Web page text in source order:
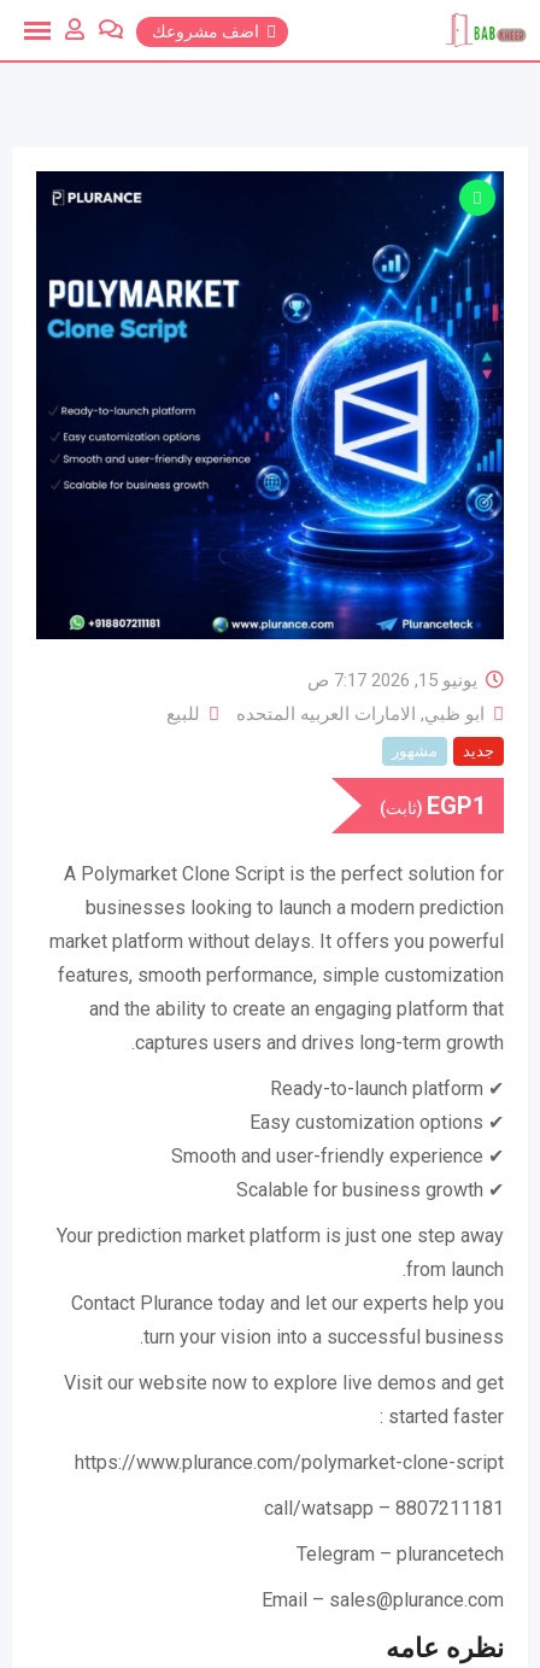
للمحتوي
اضف مشروعك
يونيو 15, 2026 7:17 ص
ابو ظبي, الامارات العربيه المتحده للبيع
جديد مشهور
EGP1 (ثابت)
A Polymarket Clone Script is the perfect solution for
businesses looking to launch a modern prediction
market platform without delays. It offers you powerful
features, smooth performance, simple customization
and the ability to create an engaging platform that
captures users and drives long-term growth.
✔ Ready-to-launch platform
✔ Easy customization options
✔ Smooth and user-friendly experience
✔ Scalable for business growth
Your prediction market platform is just one step away
from launch.
Contact Plurance today and let our experts help you
turn your vision into a successful business.
Visit our website now to explore live demos and get
started faster :
https://www.plurance.com/polymarket-clone-script
call/watsapp – 8807211181
Telegram – plurancetech
Email – sales@plurance.com
نظره عامه